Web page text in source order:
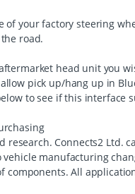
your factory steering
road.
head unit you
pick up/hang up in
to see if this interface
Connects2 Ltd.
manufacturing
components. All